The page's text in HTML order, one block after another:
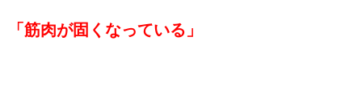
「筋肉が固くなっている」